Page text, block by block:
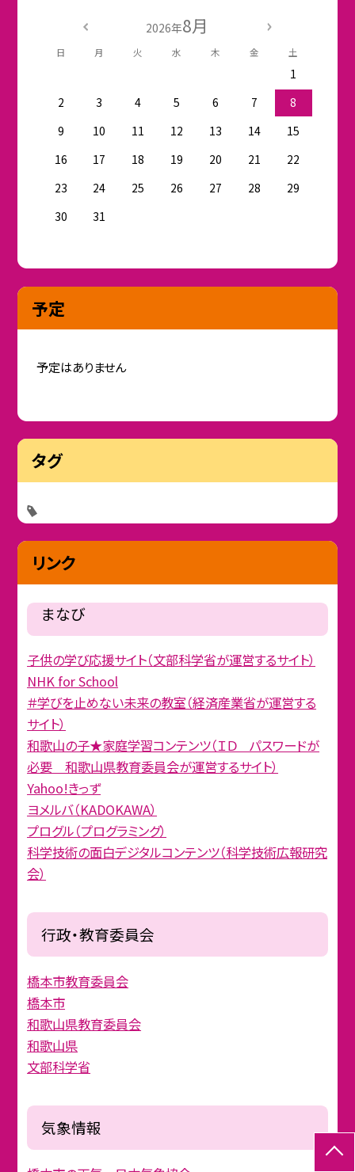
2026年8月
日 月 火 水 木 金 土
1
2
3 4 5 6 7
8
9
10 11 12 13 14
15
16
17 18 19 20 21
22
23
24 25 26 27 28
29
30
31
予定
予定はありません
タグ
リンク
まなび
子供の学び応援サイト（文部科学省が運営するサイト）
NHK for School
＃学びを止めない未来の教室（経済産業省が運営する
サイト）
和歌山の子★家庭学習コンテンツ（ＩＤ パスワードが
必要 和歌山県教育委員会が運営するサイト）
Yahoo!きっず
ヨメルバ（KADOKAWA）
プログル（プログラミング）
科学技術の面白デジタルコンテンツ（科学技術広報研究
会）
行政・教育委員会
橋本市教育委員会
橋本市
和歌山県教育委員会
和歌山県
文部科学省
気象情報